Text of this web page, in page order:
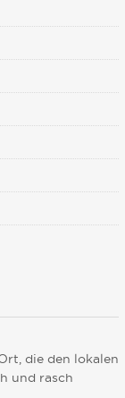
die den lokalen
und rasch